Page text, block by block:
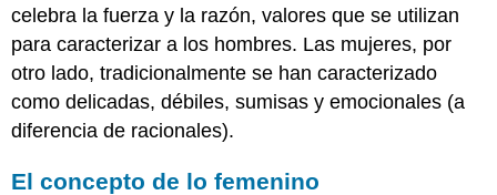
celebra la fuerza y la razón, valores que se utilizan
para caracterizar a los hombres. Las mujeres, por
otro lado, tradicionalmente se han caracterizado
como delicadas, débiles, sumisas y emocionales (a
diferencia de racionales).
El concepto de lo femenino